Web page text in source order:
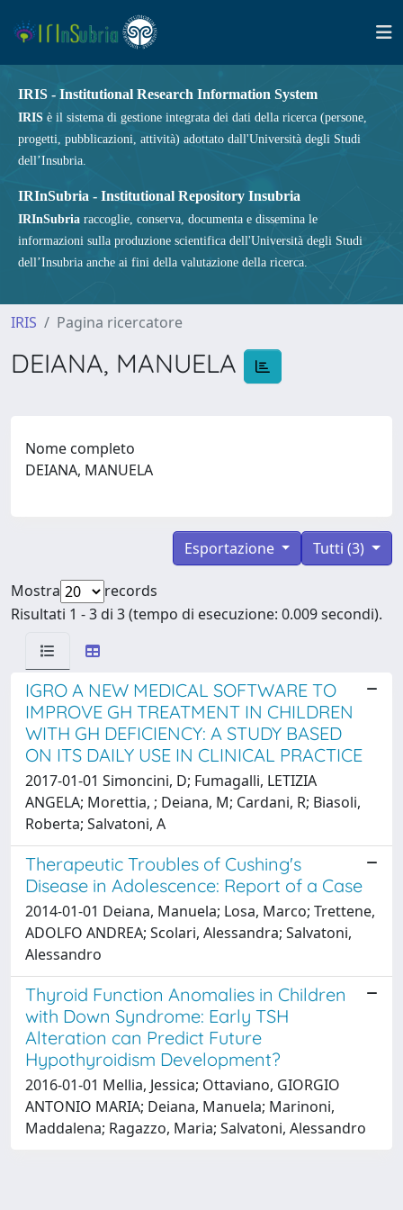
IRIS - Institutional Research Information System
IRIS è il sistema di gestione integrata dei dati della ricerca (persone,
progetti, pubblicazioni, attività) adottato dall'Università degli Studi
dell’Insubria.
IRInSubria - Institutional Repository Insubria
IRInSubria raccoglie, conserva, documenta e dissemina le
informazioni sulla produzione scientifica dell'Università degli Studi
dell’Insubria anche ai fini della valutazione della ricerca.
IRIS Pagina ricercatore
DEIANA, MANUELA
Nome completo
DEIANA, MANUELA
Tutti (3)
Esportazione
Mostra
records
Risultati 1 - 3 di 3 (tempo di esecuzione: 0.009 secondi).
IGRO A NEW MEDICAL SOFTWARE TO
IMPROVE GH TREATMENT IN CHILDREN
WITH GH DEFICIENCY: A STUDY BASED
ON ITS DAILY USE IN CLINICAL PRACTICE
2017-01-01 Simoncini, D; Fumagalli, LETIZIA
ANGELA; Morettia, ; Deiana, M; Cardani, R; Biasoli,
Roberta; Salvatoni, A
Therapeutic Troubles of Cushing's
Disease in Adolescence: Report of a Case
2014-01-01 Deiana, Manuela; Losa, Marco; Trettene,
ADOLFO ANDREA; Scolari, Alessandra; Salvatoni,
Alessandro
Thyroid Function Anomalies in Children
with Down Syndrome: Early TSH
Alteration can Predict Future
Hypothyroidism Development?
2016-01-01 Mellia, Jessica; Ottaviano, GIORGIO
ANTONIO MARIA; Deiana, Manuela; Marinoni,
Maddalena; Ragazzo, Maria; Salvatoni, Alessandro